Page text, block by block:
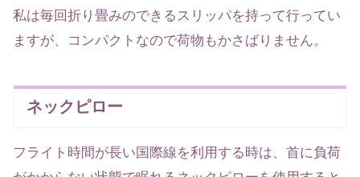
私は毎回折り畳みのできるスリッパを持って行ってい
ますが、コンパクトなので荷物もかさばりません。
ネックピロー
フライト時間が長い国際線を利用する時は、首に負荷